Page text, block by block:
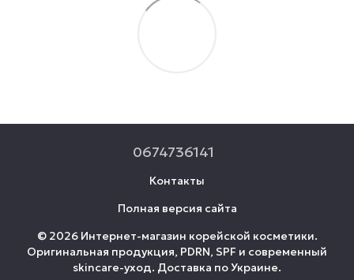
0674736141
Контакты
Полная версия сайта
© 2026 Интернет-магазин корейской косметики.
Оригинальная продукция, PDRN, SPF и современный
skincare-уход. Доставка по Украине.